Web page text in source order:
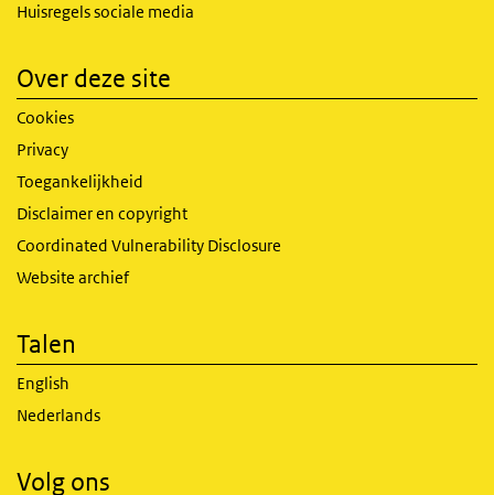
Huisregels sociale media
Over deze site
Cookies
Privacy
Toegankelijkheid
Disclaimer en copyright
Coordinated Vulnerability Disclosure
Website archief
Talen
English
Nederlands
Volg ons